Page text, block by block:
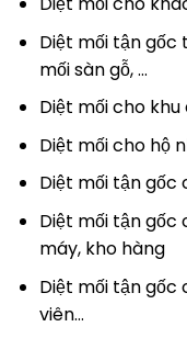
Diệt mối tận gốc
mối sàn gỗ, …
Diệt mối cho
Diệt mối cho hộ
Diệt mối tận gốc
Diệt mối tận gốc
máy, kho hàng
Diệt mối tận gốc
viên…